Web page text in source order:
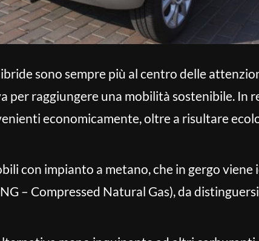
sono sempre più al centro delle
per raggiungere una mobilità sostenibile. In
economicamente, oltre a risultare
con impianto a metano, che in gergo
– Compressed Natural Gas), da